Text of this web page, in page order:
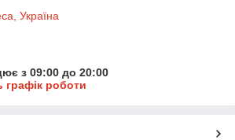
Україна
з 09:00 до 20:00
графік роботи